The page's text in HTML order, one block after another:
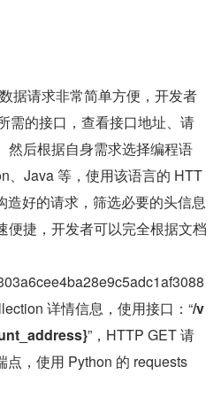
据请求非常简单方便，开发者
需的接口，查看接口地址、请
然后根据自身需求选择编程语
、Java 等，使用该语言的 HTT
造好的请求，筛选必要的头信息
便捷，开发者可以完全根据文档
详情信息，使用接口：“/v
”，HTTP GET 请
，使用 Python 的 requests